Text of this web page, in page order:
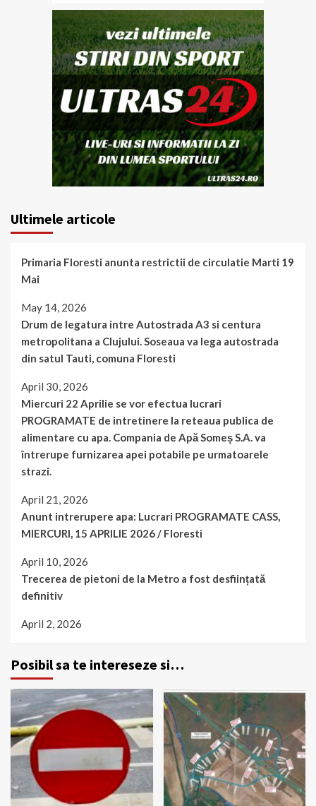
Ultimele articole
Primaria Floresti anunta restrictii de circulatie Marti 19
Mai
May 14, 2026
Drum de legatura intre Autostrada A3 si centura
metropolitana a Clujului. Soseaua va lega autostrada
din satul Tauti, comuna Floresti
April 30, 2026
Miercuri 22 Aprilie se vor efectua lucrari
PROGRAMATE de intretinere la reteaua publica de
alimentare cu apa. Compania de Apă Someș S.A. va
întrerupe furnizarea apei potabile pe urmatoarele
strazi.
April 21, 2026
Anunt intrerupere apa: Lucrari PROGRAMATE CASS,
MIERCURI, 15 APRILIE 2026 / Floresti
April 10, 2026
Trecerea de pietoni de la Metro a fost desființată
definitiv
April 2, 2026
Posibil sa te intereseze si…